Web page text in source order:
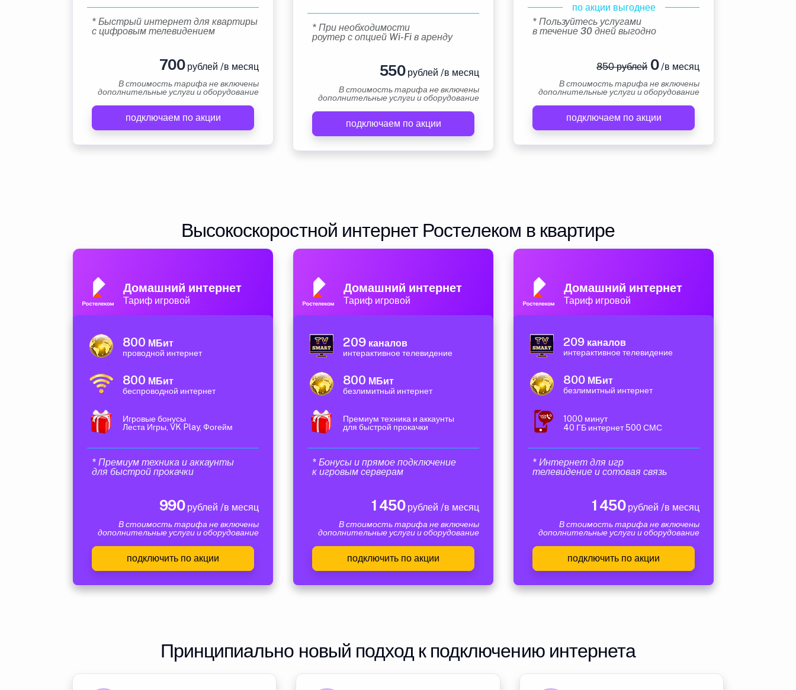
* Быстрый интернет для квартиры
с цифровым телевидением
700рублей /в месяц
В стоимость тарифа не включены
дополнительные услуги и оборудование
подключаем по акции
* При необходимости
роутер с опцией Wi-Fi в аренду
550рублей /в месяц
В стоимость тарифа не включены
дополнительные услуги и оборудование
подключаем по акции
по акции выгоднее
* Пользуйтесь услугами
в течение 30 дней выгодно
850 рублей0/в месяц
В стоимость тарифа не включены
дополнительные услуги и оборудование
подключаем по акции
Высокоскоростной интернет Ростелеком в квартире
Домашний интернет
Тариф игровой
800 МБит
проводной интернет
800 МБит
беспроводной интернет
Игровые бонусы
Леста Игры, VK Play, Фогейм
* Премиум техника и аккаунты
для быстрой прокачки
990рублей /в месяц
В стоимость тарифа не включены
дополнительные услуги и оборудование
подключить по акции
Домашний интернет
Тариф игровой
209 каналов
интерактивное телевидение
800 МБит
безлимитный интернет
Премиум техника и аккаунты
для быстрой прокачки
* Бонусы и прямое подключение
к игровым серверам
1 450рублей /в месяц
В стоимость тарифа не включены
дополнительные услуги и оборудование
подключить по акции
Домашний интернет
Тариф игровой
209 каналов
интерактивное телевидение
800 МБит
безлимитный интернет
1000 минут
40 ГБ интернет 500 СМС
* Интернет для игр
телевидение и сотовая связь
1 450рублей /в месяц
В стоимость тарифа не включены
дополнительные услуги и оборудование
подключить по акции
Принципиально новый подход к подключению интернета